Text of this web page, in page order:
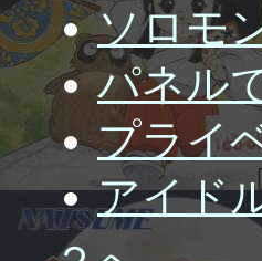
ソロモ
パネル
プライ
アイド